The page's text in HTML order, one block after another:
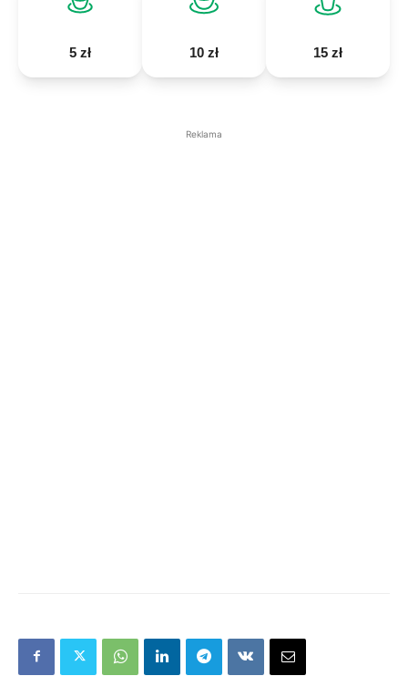
5 zł 10 zł 15 zł
Reklama